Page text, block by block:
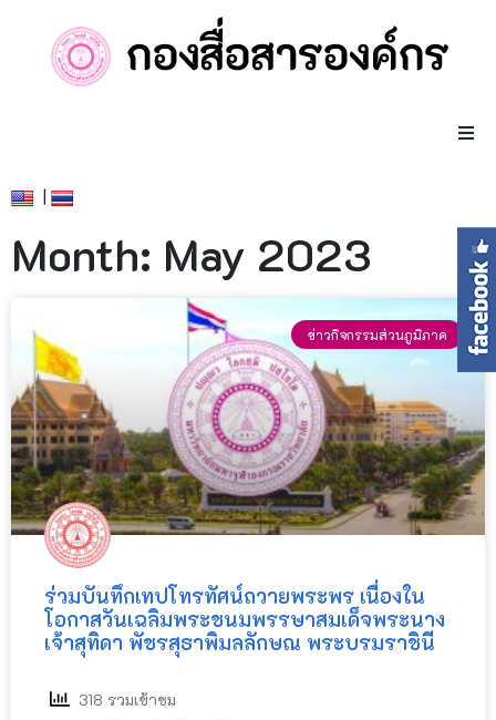
|
Month: May 2023
ข่าวกิจกรรมส่วนภูมิภาค
ร่วมบันทึกเทปโทรทัศน์ถวายพระพร เนื่องใน
โอกาสวันเฉลิมพระชนมพรรษาสมเด็จพระนาง
เจ้าสุทิดา พัชรสุธาพิมลลักษณ พระบรมราชินี
318 รวมเข้าชม